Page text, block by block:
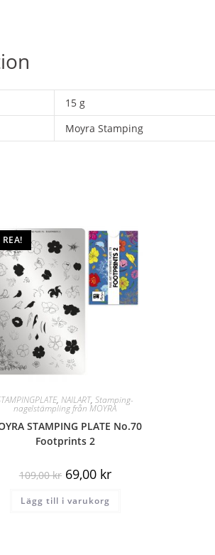
15 g
Moyra Stamping
REA!
,NAILART,Stamping-
nagelstämpling från MOYRA
STAMPING PLATE No.70
Footprints 2
109,00kr 69,00 kr
Lägg till i varukorg